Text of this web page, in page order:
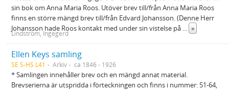
sin bok om Anna Maria Roos. Utöver brev till/från Anna Maria Roos
finns en större mängd brev till/från Edvard Johansson. (Denne Herr
Johansson hade Roos kontakt med under sin vistelse på ... »
Lindström, Ingegerd
Ellen Keys samling
SE S-HS L41 Arkiv ca 1846 - 1926
* Samlingen innehåller brev och en mängd annat material.
Brevserierna är utspridda i förteckningen och finns i nummer: 51-64,